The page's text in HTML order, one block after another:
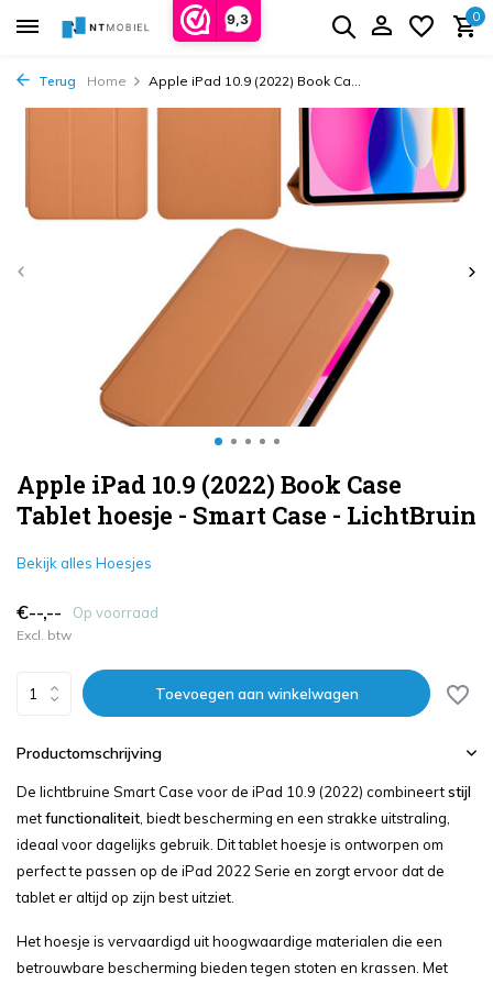
9,3 0
Terug Home Apple iPad 10.9 (2022) Book Ca...
Apple iPad 10.9 (2022) Book Case
Tablet hoesje - Smart Case - LichtBruin
Bekijk alles Hoesjes
€--,-- Op voorraad
Excl. btw
Toevoegen aan winkelwagen
Productomschrijving
De lichtbruine Smart Case voor de iPad 10.9 (2022) combineertstijl
metfunctionaliteit , biedt bescherming en een strakke uitstraling,
ideaal voor dagelijks gebruik. Dit tablet hoesje is ontworpen om
perfect te passen op de iPad 2022 Serie en zorgt ervoor dat de
tablet er altijd op zijn best uitziet.
Het hoesje is vervaardigd uit hoogwaardige materialen die een
betrouwbare bescherming bieden tegen stoten en krassen. Met